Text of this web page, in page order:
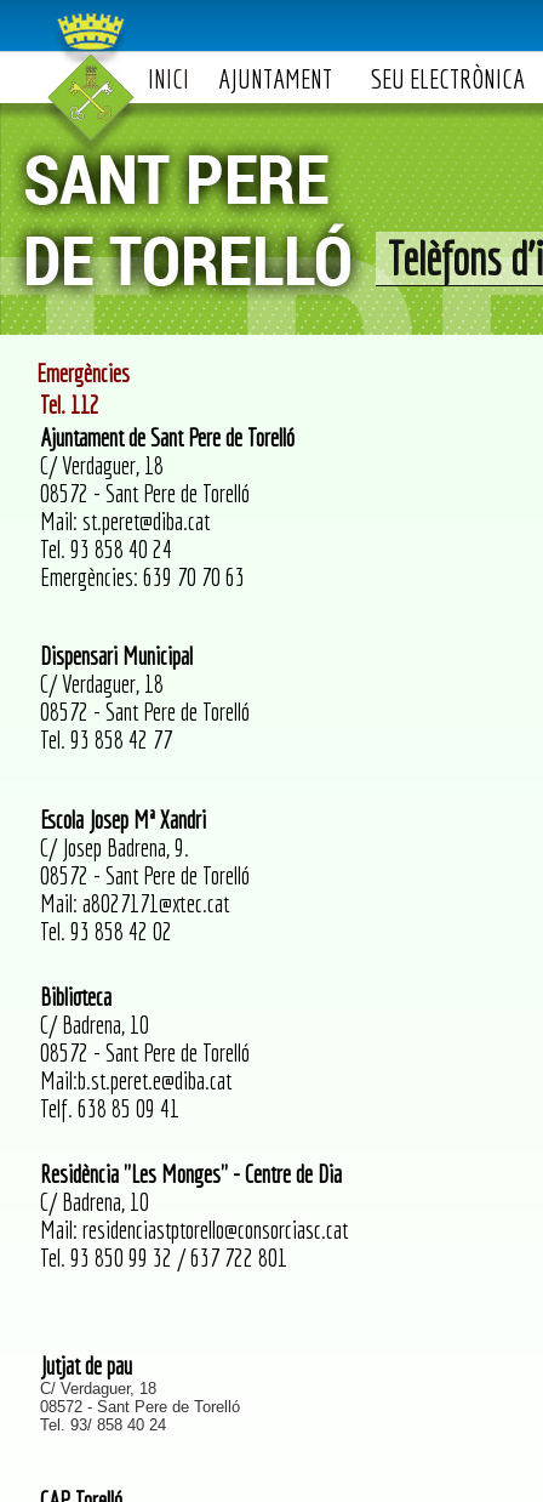
INICI AJUNTAMENT SEU ELECTRÒNICA
Telèfons
Emergències
Tel. 112
Ajuntament de Sant Pere de Torelló
C/ Verdaguer, 18
08572 - Sant Pere de Torelló
Mail: st.peret@diba.cat
Tel. 93 858 40 24
Emergències: 639 70 70 63
Dispensari Municipal
C/ Verdaguer, 18
08572 - Sant Pere de Torelló
Tel. 93 858 42 77
Escola Josep Mª Xandri
C/ Josep Badrena, 9.
08572 - Sant Pere de Torelló
Mail: a8027171@xtec.cat
Tel. 93 858 42 02
Biblioteca
C/ Badrena, 10
08572 - Sant Pere de Torelló
Mail:b.st.peret.e@diba.cat
Telf. 638 85 09 41
Residència "Les Monges" - Centre de Dia
C/ Badrena, 10
Mail: residenciastptorello@consorciasc.cat
Tel. 93 850 99 32 / 637 722 801
Jutjat de pau
C/ Verdaguer, 18
08572 - Sant Pere de Torelló
Tel. 93/ 858 40 24